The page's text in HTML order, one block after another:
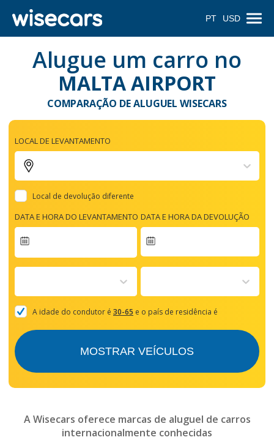
PT USD
Alugue um carro no
MALTA AIRPORT
COMPARAÇÃO DE ALUGUEL WISECARS
LOCAL DE LEVANTAMENTO
Local de devolução diferente
DATA E HORA DO LEVANTAMENTO
forward
with
the
and
mark
DATA E HORA DA DEVOLUÇÃO
A idade do condutor é 30-65 e o país de residência é
MOSTRAR VEÍCULOS
A Wisecars oferece marcas de aluguel de carros
internacionalmente conhecidas